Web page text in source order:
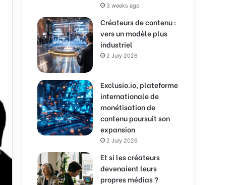
3 weeks ago
Créateurs de contenu :
vers un modèle plus
industriel
2 July 2026
Exclusio.io, plateforme
internationale de
monétisation de
contenu poursuit son
expansion
2 July 2026
Et si les créateurs
devenaient leurs
propres médias ?